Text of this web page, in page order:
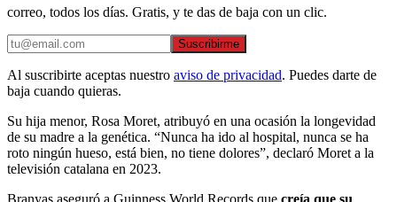
correo, todos los días. Gratis, y te das de baja con un clic.
Suscribirme
Al suscribirte aceptas nuestro aviso de privacidad. Puedes darte de
baja cuando quieras.
Su hija menor, Rosa Moret, atribuyó en una ocasión la longevidad
de su madre a la genética. “Nunca ha ido al hospital, nunca se ha
roto ningún hueso, está bien, no tiene dolores”, declaró Moret a la
televisión catalana en 2023.